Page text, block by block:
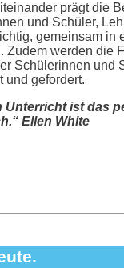
prägt die
und Schüler,
gemeinsam in
Zudem werden die
Schülerinnen und
und gefordert.
Unterricht ist das
Ellen White